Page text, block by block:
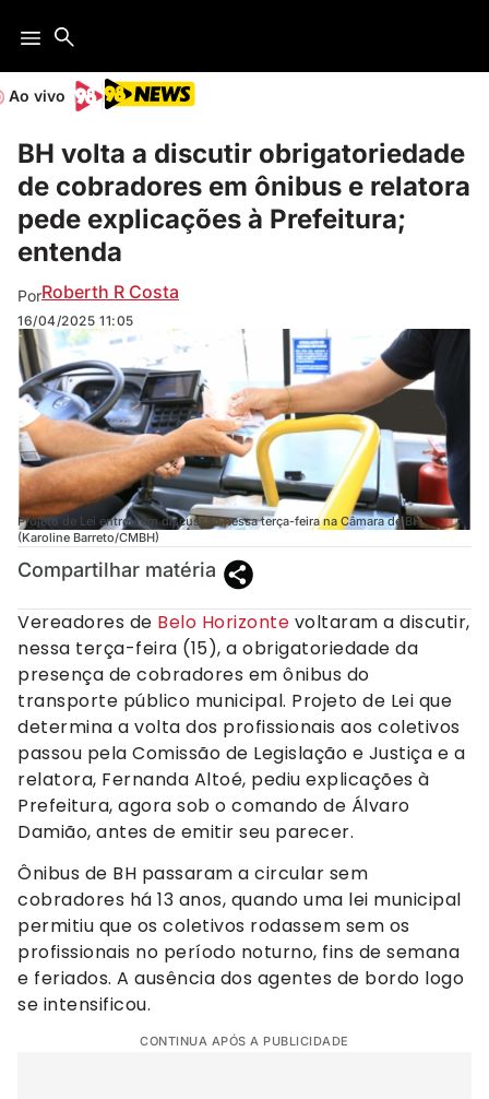
Ao vivo
BH volta a discutir obrigatoriedade
de cobradores em ônibus e relatora
pede explicações à Prefeitura;
entenda
PorRoberth R Costa
16/04/2025 11:05
Projeto de Lei entrou em discussão nessa terça-feira na Câmara de BH
(Karoline Barreto/CMBH)
Compartilhar matéria
Vereadores de Belo Horizonte voltaram a discutir,
nessa terça-feira (15), a obrigatoriedade da
presença de cobradores em ônibus do
transporte público municipal. Projeto de Lei que
determina a volta dos profissionais aos coletivos
passou pela Comissão de Legislação e Justiça e a
relatora, Fernanda Altoé, pediu explicações à
Prefeitura, agora sob o comando de Álvaro
Damião, antes de emitir seu parecer.
Ônibus de BH passaram a circular sem
cobradores há 13 anos, quando uma lei municipal
permitiu que os coletivos rodassem sem os
profissionais no período noturno, fins de semana
e feriados. A ausência dos agentes de bordo logo
se intensificou.
CONTINUA APÓS A PUBLICIDADE